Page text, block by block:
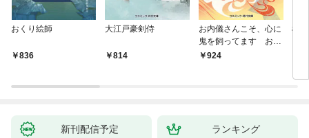
おくり絵師
836
大江戸豪剣侍
814
お内儀さんこそ、心に
鬼を飼ってます おけ
いの戯作手帖
924
極
新刊配信予定 ランキング